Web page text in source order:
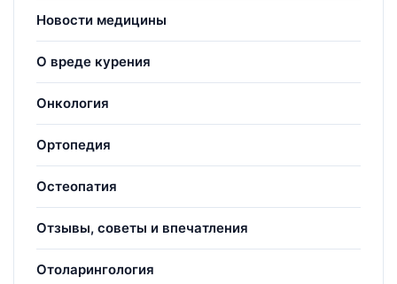
Новости медицины
О вреде курения
Онкология
Ортопедия
Остеопатия
Отзывы, советы и впечатления
Отоларингология